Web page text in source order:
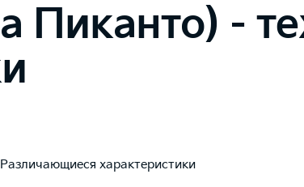
Пиканто) -
Различающиеся характеристики